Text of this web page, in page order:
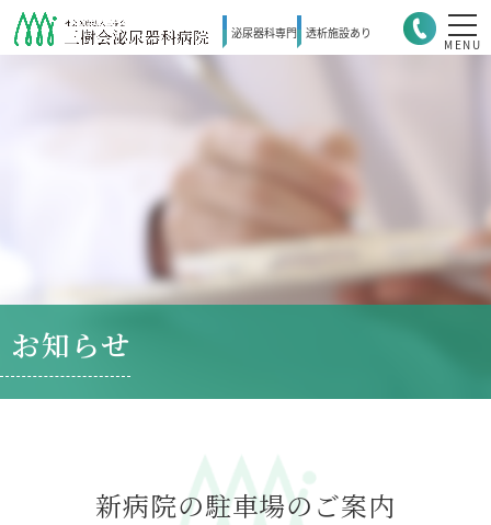
泌尿器科専門 透析施設あり
MENU
お知らせ
新病院の駐車場のご案内